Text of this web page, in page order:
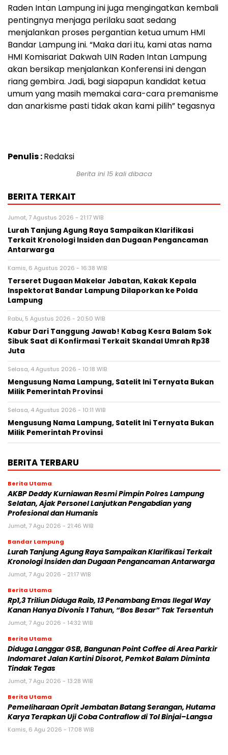
Raden Intan Lampung ini juga mengingatkan kembali
pentingnya menjaga perilaku saat sedang
menjalankan proses pergantian ketua umum HMI
Bandar Lampung ini. “Maka dari itu, kami atas nama
HMI Komisariat Dakwah UIN Raden Intan Lampung
akan bersikap menjalankan Konferensi ini dengan
riang gembira. Jadi, bagi siapapun kandidat ketua
umum yang masih memakai cara-cara premanisme
dan anarkisme pasti tidak akan kami pilih” tegasnya
Penulis :Redaksi
Berita ini 15 kali dibaca
BERITA TERKAIT
Jumat, 7 Agustus 2026 - 21:17 WIB
Lurah Tanjung Agung Raya Sampaikan Klarifikasi
Terkait Kronologi Insiden dan Dugaan Pengancaman
Antarwarga
Kamis, 6 Agustus 2026 - 16:38 WIB
Terseret Dugaan Makelar Jabatan, Kakak Kepala
Inspektorat Bandar Lampung Dilaporkan ke Polda
Lampung
Rabu, 5 Agustus 2026 - 20:50 WIB
Kabur Dari Tanggung Jawab! Kabag Kesra Balam Sok
Sibuk Saat di Konfirmasi Terkait Skandal Umrah Rp38
Juta
Selasa, 4 Agustus 2026 - 10:18 WIB
Mengusung Nama Lampung, Satelit Ini Ternyata Bukan
Milik Pemerintah Provinsi
Selasa, 4 Agustus 2026 - 10:11 WIB
Mengusung Nama Lampung, Satelit Ini Ternyata Bukan
Milik Pemerintah Provinsi
BERITA TERBARU
Berita Utama
AKBP Deddy Kurniawan Resmi Pimpin Polres Lampung
Selatan, Ajak Personel Lanjutkan Pengabdian yang
Profesional dan Humanis
Jumat, 7 Agu 2026 - 21:46 WIB
Bandar Lampung
Lurah Tanjung Agung Raya Sampaikan Klarifikasi Terkait
Kronologi Insiden dan Dugaan Pengancaman Antarwarga
Jumat, 7 Agu 2026 - 21:17 WIB
Berita Utama
Rp1,3 Triliun Diduga Raib, 13 Penambang Emas Ilegal Way
Kanan Hanya Divonis 1 Tahun, “Bos Besar” Tak Tersentuh
Jumat, 7 Agu 2026 - 14:32 WIB
Berita Utama
Diduga Langgar GSB, Bangunan Point Coffee di Area Parkir
Indomaret Jalan Kartini Disorot, Pemkot Balam Diminta
Tindak Tegas
Jumat, 7 Agu 2026 - 13:28 WIB
Berita Utama
Pemeliharaan Oprit Jembatan Batang Serangan, Hutama
Karya Terapkan Uji Coba Contraflow di Tol Binjai–Langsa
Kamis, 6 Agu 2026 - 17:08 WIB